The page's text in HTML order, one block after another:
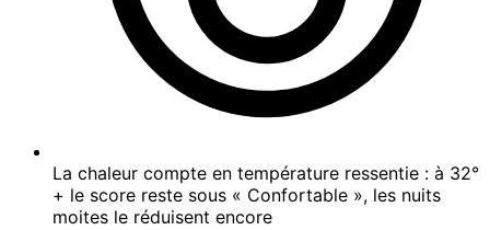
La chaleur compte en température ressentie : à 32°
+ le score reste sous « Confortable », les nuits
moites le réduisent encore